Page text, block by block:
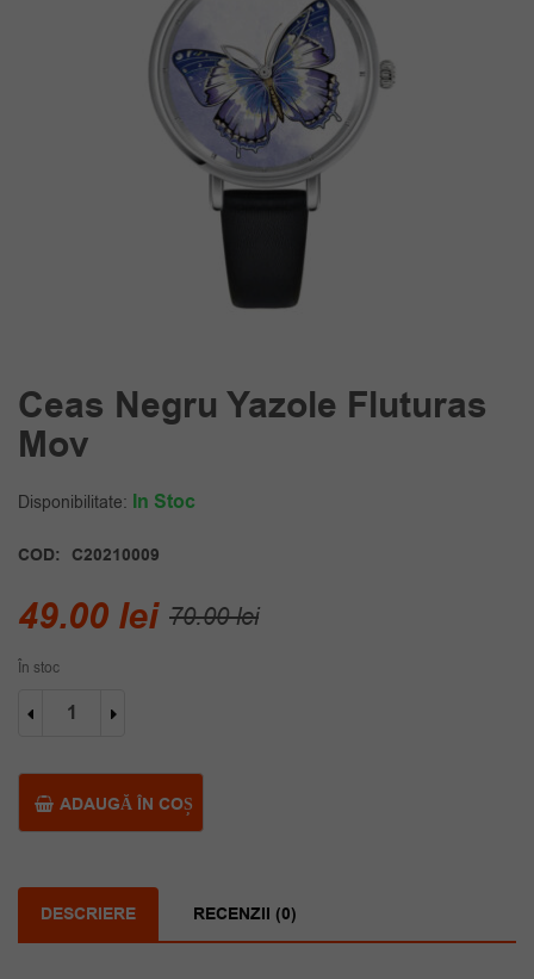
Ceas Negru Yazole Fluturas
Mov
Disponibilitate: In Stoc
COD: C20210009
70.00leiPrețul
49.00 lei
Prețul
În stoc
Cantitate
Ceas
movADAUGĂ ÎN COȘ
DESCRIERE RECENZII (0)